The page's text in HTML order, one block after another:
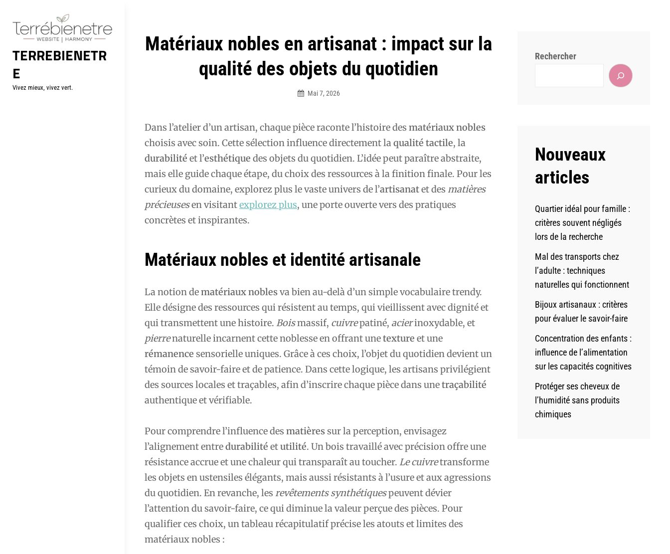
contenu
TERREBIENETR
E
Vivez mieux, vivez vert.
Matériaux nobles en artisanat : impact sur la
qualité des objets du quotidien
Mai 7, 2026
Dans l’atelier d’un artisan, chaque pièce raconte l’histoire des matériaux nobles
choisis avec soin. Cette sélection influence directement laqualité tactile, la
durabilité et l’esthétique des objets du quotidien. L’idée peut paraître abstraite,
mais elle guide chaque étape, du choix des ressources à la finition finale. Pour les
curieux du domaine, explorez plus le vaste univers de l’artisanatet des matières
précieusesen visitantexplorez plus, une porte ouverte vers des pratiques
concrètes et inspirantes.
Matériaux nobles et identité artisanale
La notion dematériaux noblesva bien au-delà d’un simple vocabulaire trendy.
Elle désigne des ressources qui résistent au temps, qui vieillissent avec dignité et
qui transmettent une histoire. Boismassif, cuivrepatiné, acierinoxydable, et
pierrenaturelle incarnent cette noblesse en offrant unetexture et une
rémanence sensorielle uniques. Grâce à ces choix, l’objet du quotidien devient un
témoin de savoir-faire et de patience. Dans cette logique, les artisans privilégient
des sources locales et traçables, afin d’inscrire chaque pièce dans unetraçabilité
authentique et vérifiable.
Pour comprendre l’influence des matièressur la perception, envisagez
l’alignement entredurabilité etutilité. Un bois travaillé avec précision offre une
résistance accrue et une chaleur qui transparaît au toucher. Le cuivretransforme
les objets en ustensiles élégants, mais aussi résistants à l’usure et aux agressions
du quotidien. En revanche, les revêtements synthétiquespeuvent dévier
l’attention du savoir-faire, ce qui diminue la valeur perçue des pièces. Pour
qualifier ces choix, un tableau récapitulatif précise les atouts et limites des
matériaux nobles :
Navigation
Rechercher
Nouveaux
articles
Quartier idéal pour famille :
critères souvent négligés
lors de la recherche
Mal des transports chez
l’adulte : techniques
naturelles qui fonctionnent
Bijoux artisanaux : critères
pour évaluer le savoir-faire
Concentration des enfants :
influence de l’alimentation
sur les capacités cognitives
Protéger ses cheveux de
l’humidité sans produits
chimiques